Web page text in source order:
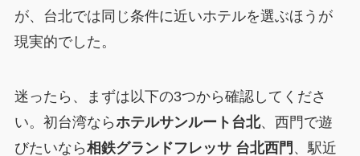
が、台北では同じ条件に近いホテルを選ぶほうが
現実的でした。
迷ったら、まずは以下の3つから確認してくださ
い。初台湾ならホテルサンルート台北、西門で遊
びたいなら相鉄グランドフレッサ 台北西門 、駅近